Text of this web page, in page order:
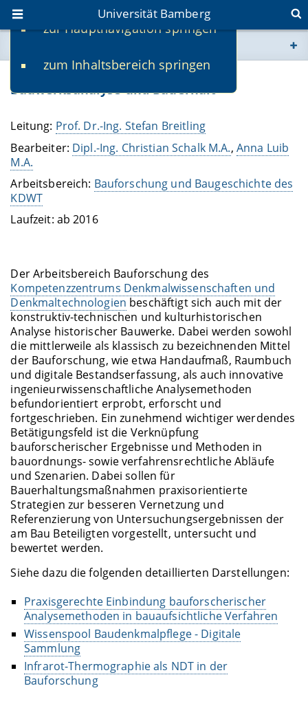
zur Hauptnavigation springen
zum Inhaltsbereich springen
Universität Bamberg
www.uni-bamberg.de
fis.uni-bamberg.de
Ingenieurwissenschaftliche
Bauwerksanalyse und Bauerhalt
Leitung: Prof. Dr.-Ing. Stefan Breitling
Bearbeiter: Dipl.-Ing. Christian Schalk M.A., Anna Luib
M.A.
Arbeitsbereich: Bauforschung und Baugeschichte des
KDWT
Laufzeit: ab 2016
Der Arbeitsbereich Bauforschung des
Kompetenzzentrums Denkmalwissenschaften und
Denkmaltechnologien beschäftigt sich auch mit der
konstruktiv-technischen und kulturhistorischen
Analyse historischer Bauwerke. Dabei werden sowohl
die mittlerweile als klassisch zu bezeichnenden Mittel
der Bauforschung, wie etwa Handaufmaß, Raumbuch
und digitale Bestandserfassung, als auch innovative
ingenieurwissenschaftliche Analysemethoden
befundorientiert erprobt, erforscht und
fortgeschrieben. Ein zunehmend wichtiger werdendes
Betätigungsfeld ist die Verknüpfung
bauforscherischer Ergebnisse und Methoden in
bauordnungs- sowie verfahrensrechtliche Abläufe
und Szenarien. Dabei sollen für
Bauerhaltungsmaßnahmen praxisorientierte
Strategien zur besseren Vernetzung und
Referenzierung von Untersuchungsergebnissen der
am Bau Beteiligten vorgestellt, untersucht und
bewertet werden.
Siehe dazu die folgenden detaillierten Darstellungen:
Praxisgerechte Einbindung bauforscherischer
Analysemethoden in bauaufsichtliche Verfahren
Wissenspool Baudenkmalpflege - Digitale
Sammlung
Infrarot-Thermographie als NDT in der
Bauforschung